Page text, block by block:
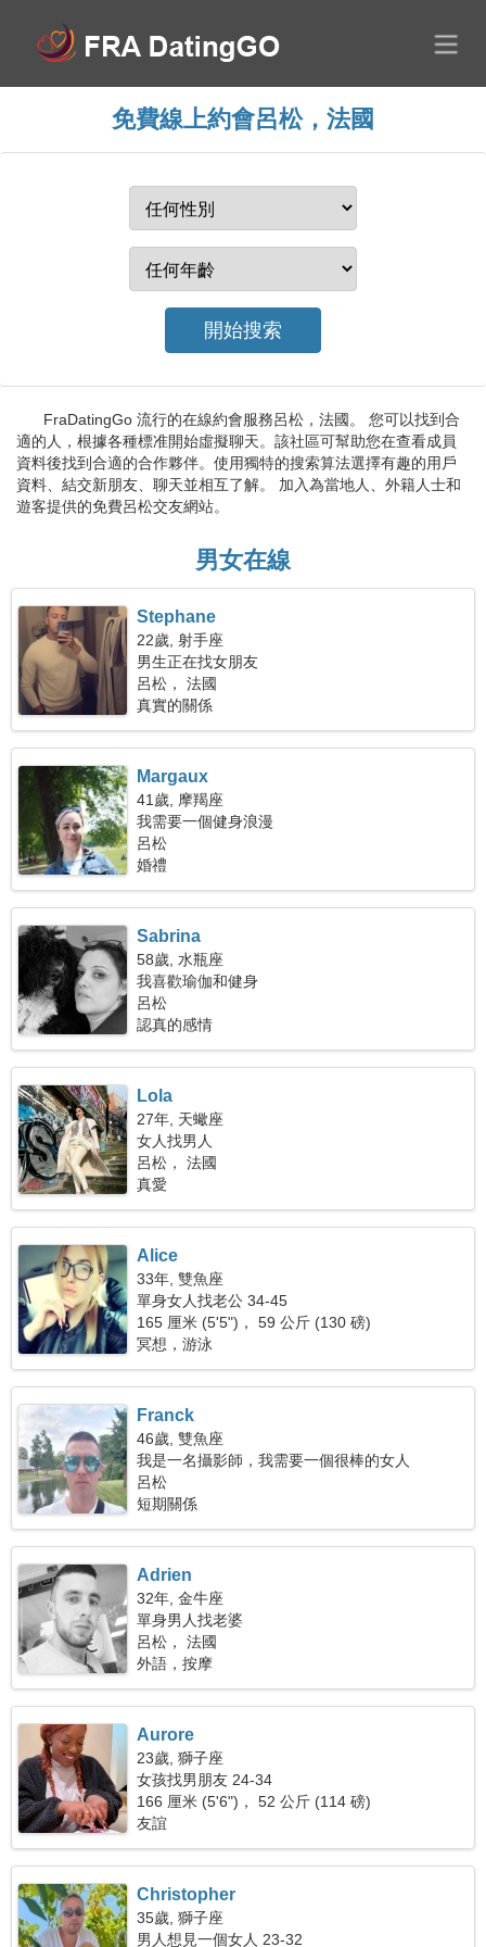
免費線上約會呂松，法國
FraDatingGo 流行的在線約會服務呂松，法國。 您可以找到合
適的人，根據各種標准開始虛擬聊天。該社區可幫助您在查看成員
資料後找到合適的合作夥伴。使用獨特的搜索算法選擇有趣的用戶
資料、結交新朋友、聊天並相互了解。 加入為當地人、外籍人士和
遊客提供的免費呂松交友網站。
男女在線
Stephane
22歲, 射手座
男生正在找女朋友
呂松， 法國
真實的關係
Margaux
41歲, 摩羯座
我需要一個健身浪漫
呂松
婚禮
Sabrina
58歲, 水瓶座
我喜歡瑜伽和健身
呂松
認真的感情
Lola
27年, 天蠍座
女人找男人
呂松， 法國
真愛
Alice
33年, 雙魚座
單身女人找老公 34-45
165 厘米 (5'5")， 59 公斤 (130 磅)
冥想，游泳
Franck
46歲, 雙魚座
我是一名攝影師，我需要一個很棒的女人
呂松
短期關係
Adrien
32年, 金牛座
單身男人找老婆
呂松， 法國
外語，按摩
Aurore
23歲, 獅子座
女孩找男朋友 24-34
166 厘米 (5'6")， 52 公斤 (114 磅)
友誼
Christopher
35歲, 獅子座
男人想見一個女人 23-32